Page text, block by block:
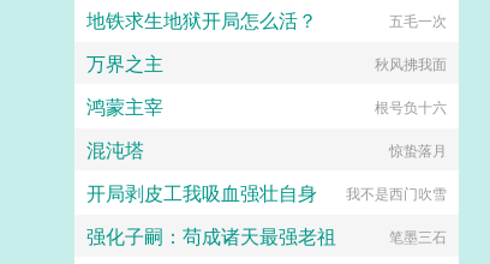
地铁求生地狱开局怎么活？ 五毛一次
万界之主 秋风拂我面
鸿蒙主宰 根号负十六
混沌塔 惊蛰落月
开局剥皮工我吸血强壮自身 我不是西门吹雪
强化子嗣：苟成诸天最强老祖 笔墨三石